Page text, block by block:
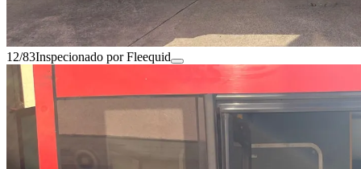
12/83Inspecionado por Fleequid